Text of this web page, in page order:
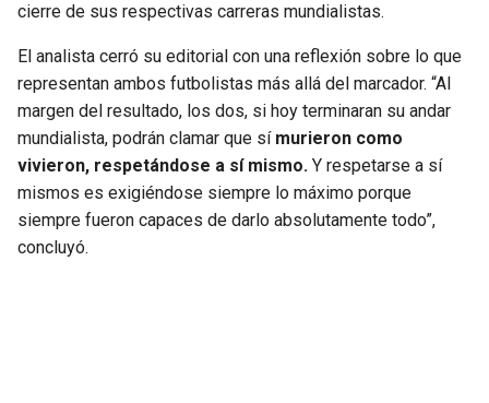
cierre de sus respectivas carreras mundialistas.
El analista cerró su editorial con una reflexión sobre lo que
representan ambos futbolistas más allá del marcador. “Al
margen del resultado, los dos, si hoy terminaran su andar
mundialista, podrán clamar que sí murieron como
vivieron, respetándose a sí mismo. Y respetarse a sí
mismos es exigiéndose siempre lo máximo porque
siempre fueron capaces de darlo absolutamente todo”,
concluyó.